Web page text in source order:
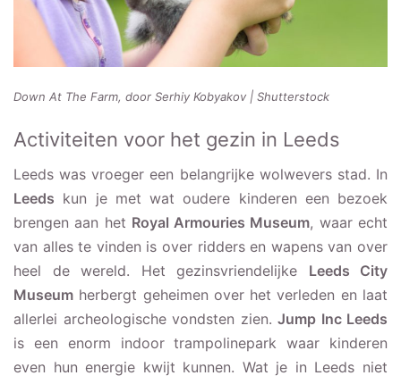
Down At The Farm, door Serhiy Kobyakov | Shutterstock
Activiteiten voor het gezin in Leeds
Leeds was vroeger een belangrijke wolwevers stad. In
Leeds kun je met wat oudere kinderen een bezoek
brengen aan het Royal Armouries Museum, waar echt
van alles te vinden is over ridders en wapens van over
heel de wereld. Het gezinsvriendelijke Leeds City
Museum herbergt geheimen over het verleden en laat
allerlei archeologische vondsten zien. Jump Inc Leeds
is een enorm indoor trampolinepark waar kinderen
even hun energie kwijt kunnen. Wat je in Leeds niet